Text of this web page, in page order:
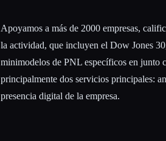
Apoyamos a más de 2000 empresas,
la actividad, que incluyen el Dow Jones
minimodelos de PNL específicos en junto
principalmente dos servicios principales:
presencia digital de la empresa.